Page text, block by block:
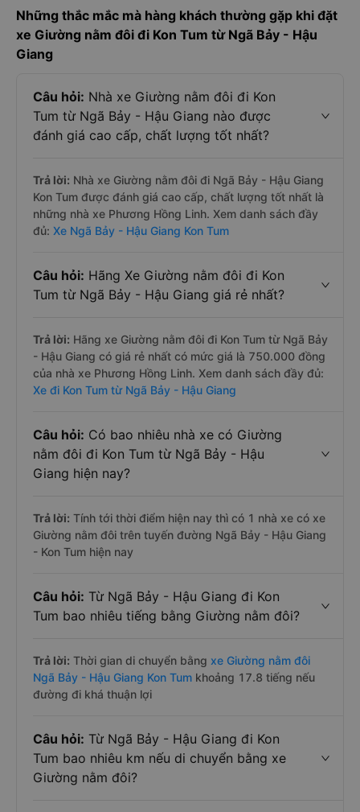
Những thắc mắc mà hàng khách thường gặp khi đặt
xe Giường nằm đôi đi Kon Tum từ Ngã Bảy - Hậu
Giang
Câu hỏi: Nhà xe Giường nằm đôi đi Kon
Tum từ Ngã Bảy - Hậu Giang nào được
đánh giá cao cấp, chất lượng tốt nhất?
Trả lời: Nhà xe Giường nằm đôi đi Ngã Bảy - Hậu Giang
Kon Tum được đánh giá cao cấp, chất lượng tốt nhất là
những nhà xe Phương Hồng Linh. Xem danh sách đầy
đủ: Xe Ngã Bảy - Hậu Giang Kon Tum
Câu hỏi: Hãng Xe Giường nằm đôi đi Kon
Tum từ Ngã Bảy - Hậu Giang giá rẻ nhất?
Trả lời: Hãng xe Giường nằm đôi đi Kon Tum từ Ngã Bảy
- Hậu Giang có giá rẻ nhất có mức giá là 750.000 đồng
của nhà xe Phương Hồng Linh. Xem danh sách đầy đủ:
Xe đi Kon Tum từ Ngã Bảy - Hậu Giang
Câu hỏi: Có bao nhiêu nhà xe có Giường
nằm đôi đi Kon Tum từ Ngã Bảy - Hậu
Giang hiện nay?
Trả lời: Tính tới thời điểm hiện nay thì có 1 nhà xe có xe
Giường nằm đôi trên tuyến đường Ngã Bảy - Hậu Giang
- Kon Tum hiện nay
Câu hỏi: Từ Ngã Bảy - Hậu Giang đi Kon
Tum bao nhiêu tiếng bằng Giường nằm đôi?
Trả lời: Thời gian di chuyển bằng xe Giường nằm đôi
Ngã Bảy - Hậu Giang Kon Tum khoảng 17.8 tiếng nếu
đường đi khá thuận lợi
Câu hỏi: Từ Ngã Bảy - Hậu Giang đi Kon
Tum bao nhiêu km nếu di chuyển bằng xe
Giường nằm đôi?